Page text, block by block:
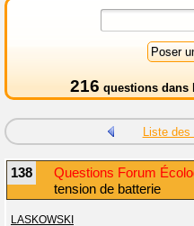
216 questions dans
Liste des
138 Questions Forum
tension de batterie
LASKOWSKI